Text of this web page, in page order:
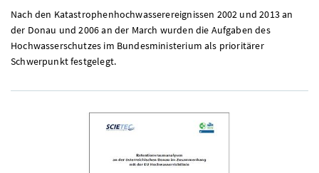
Nach den Katastrophenhochwasserereignissen 2002 und 2013 an
der Donau und 2006 an der March wurden die Aufgaben des
Hochwasserschutzes im Bundesministerium als prioritärer
Schwerpunkt festgelegt.